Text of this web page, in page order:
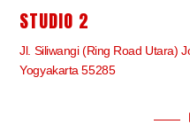
STUDIO 2
Jl. Siliwangi (Ring Road Utara)
Yogyakarta 55285